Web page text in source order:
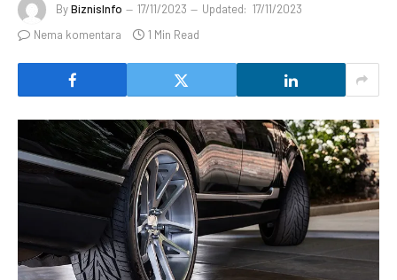
ByBiznisInfo 17/11/2023 Updated: 17/11/2023
Nema komentara
1 Min Read